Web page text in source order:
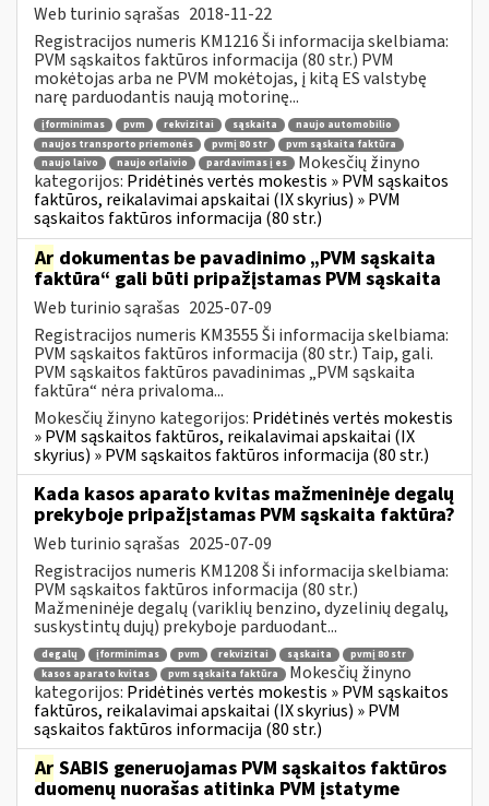
Web turinio sąrašas 2018-11-22
Registracijos numeris KM1216 Ši informacija skelbiama:
PVM sąskaitos faktūros informacija (80 str.) PVM
mokėtojas arba ne PVM mokėtojas, į kitą ES valstybę
narę parduodantis naują motorinę...
įforminimas pvm rekvizitai sąskaita
naujo automobilio
naujos transporto priemonės
pvmį 80 str
pvm sąskaita faktūra
naujo laivo
naujo orlaivio pardavimas į es
Mokesčių žinyno
kategorijos: Pridėtinės vertės mokestis » PVM sąskaitos
faktūros, reikalavimai apskaitai (IX skyrius) » PVM
sąskaitos faktūros informacija (80 str.)
Ar dokumentas be pavadinimo „PVM sąskaita
faktūra“ gali būti pripažįstamas PVM sąskaita
Web turinio sąrašas 2025-07-09
Registracijos numeris KM3555 Ši informacija skelbiama:
PVM sąskaitos faktūros informacija (80 str.) Taip, gali.
PVM sąskaitos faktūros pavadinimas „PVM sąskaita
faktūra“ nėra privaloma...
Mokesčių žinyno kategorijos: Pridėtinės vertės mokestis
» PVM sąskaitos faktūros, reikalavimai apskaitai (IX
skyrius) » PVM sąskaitos faktūros informacija (80 str.)
Kada kasos aparato kvitas mažmeninėje degalų
prekyboje pripažįstamas PVM sąskaita faktūra?
Web turinio sąrašas 2025-07-09
Registracijos numeris KM1208 Ši informacija skelbiama:
PVM sąskaitos faktūros informacija (80 str.)
Mažmeninėje degalų (variklių benzino, dyzelinių degalų,
suskystintų dujų) prekyboje parduodant...
degalų įforminimas pvm rekvizitai sąskaita
pvmį 80 str
kasos aparato kvitas
pvm sąskaita faktūra
Mokesčių žinyno
kategorijos: Pridėtinės vertės mokestis » PVM sąskaitos
faktūros, reikalavimai apskaitai (IX skyrius) » PVM
sąskaitos faktūros informacija (80 str.)
Ar SABIS generuojamas PVM sąskaitos faktūros
duomenų nuorašas atitinka PVM įstatyme